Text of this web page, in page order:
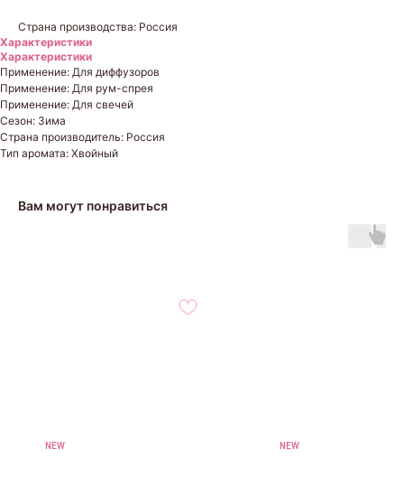
Страна производства: Россия
Характеристики
Характеристики
Применение: Для диффузоров
Применение: Для рум-спрея
Применение: Для свечей
Сезон: Зима
Страна производитель: Россия
Тип аромата: Хвойный
Вам могут понравиться
NEW NEW